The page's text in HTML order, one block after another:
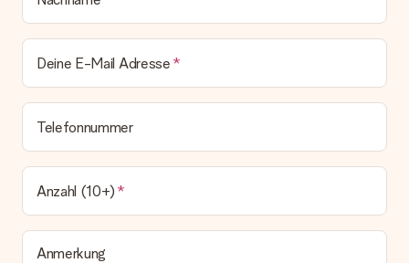
Deine E-Mail Adresse
Telefonnummer
Anzahl (10+)
Anmerkung